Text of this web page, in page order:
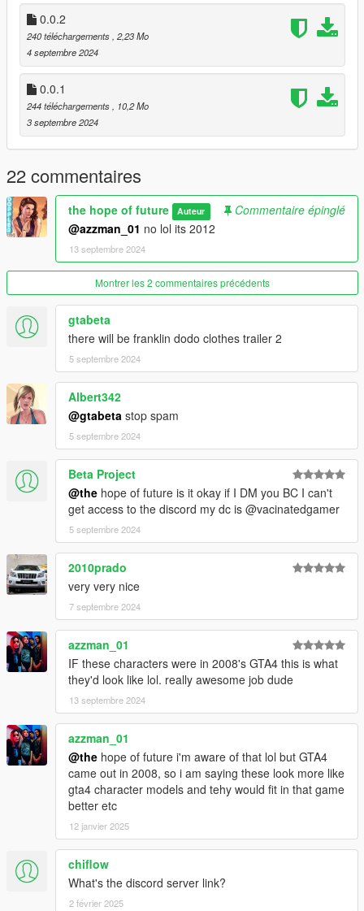
0.0.2
240 téléchargements, 2,23 Mo
4 septembre 2024
0.0.1
244 téléchargements, 10,2 Mo
3 septembre 2024
22 commentaires
the hope of future Auteur
Commentaire épinglé
@azzman_01 no lol its 2012
13 septembre 2024
Montrer les 2 commentaires précédents
gtabeta
there will be franklin dodo clothes trailer 2
5 septembre 2024
Albert342
@gtabeta stop spam
5 septembre 2024
Beta Project
@the hope of future is it okay if I DM you BC I can't
get access to the discord my dc is @vacinatedgamer
5 septembre 2024
2010prado
very very nice
7 septembre 2024
azzman_01
IF these characters were in 2008's GTA4 this is what
they'd look like lol. really awesome job dude
13 septembre 2024
azzman_01
@the hope of future i'm aware of that lol but GTA4
came out in 2008, so i am saying these look more like
gta4 character models and tehy would fit in that game
better etc
12 janvier 2025
chiflow
What's the discord server link?
2 février 2025